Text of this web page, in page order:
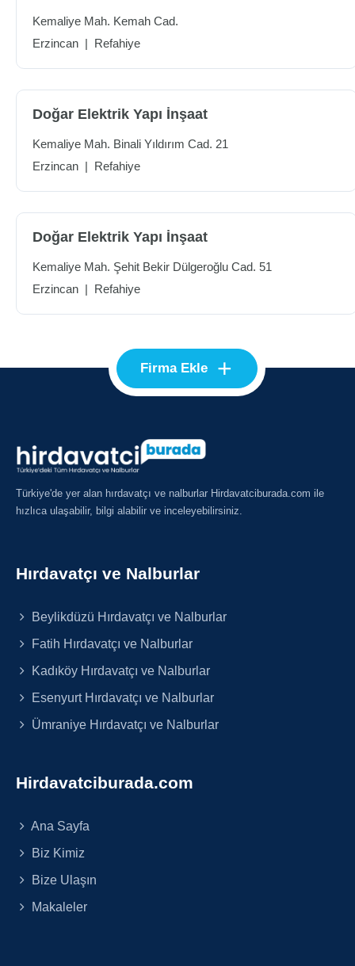
Kemaliye Mah. Kemah Cad.
Erzincan | Refahiye
Doğar Elektrik Yapı İnşaat
Kemaliye Mah. Binali Yıldırım Cad. 21
Erzincan | Refahiye
Doğar Elektrik Yapı İnşaat
Kemaliye Mah. Şehit Bekir Dülgeroğlu Cad. 51
Erzincan | Refahiye
Firma Ekle +
Türkiye'de yer alan hırdavatçı ve nalburlar Hirdavatciburada.com ile
hızlıca ulaşabilir, bilgi alabilir ve inceleyebilirsiniz.
Hırdavatçı ve Nalburlar
Beylikdüzü Hırdavatçı ve Nalburlar
Fatih Hırdavatçı ve Nalburlar
Kadıköy Hırdavatçı ve Nalburlar
Esenyurt Hırdavatçı ve Nalburlar
Ümraniye Hırdavatçı ve Nalburlar
Hirdavatciburada.com
Ana Sayfa
Biz Kimiz
Bize Ulaşın
Makaleler